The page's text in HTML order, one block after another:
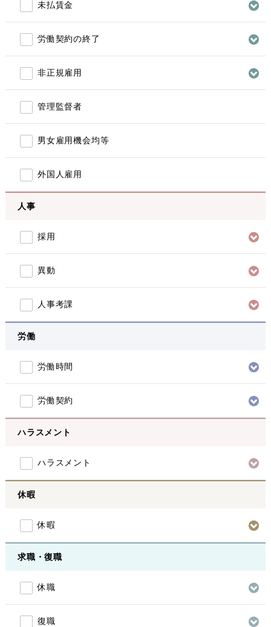
未払賃金
労働契約の終了
非正規雇用
管理監督者
男女雇用機会均等
外国人雇用
人事
採用
異動
人事考課
労働
労働時間
労働契約
ハラスメント
ハラスメント
休暇
休暇
求職・復職
休職
復職